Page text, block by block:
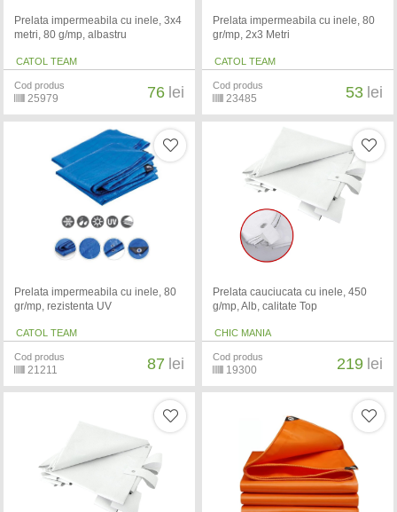
Prelata impermeabila cu inele, 3x4
metri, 80 g/mp, albastru
CATOL TEAM
Cod produs
25979 76 lei
Prelata impermeabila cu inele, 80
gr/mp, 2x3 Metri
CATOL TEAM
Cod produs
23485 53 lei
Prelata impermeabila cu inele, 80
gr/mp, rezistenta UV
CATOL TEAM
Cod produs
21211 87 lei
Prelata cauciucata cu inele, 450
g/mp, Alb, calitate Top
CHIC MANIA
Cod produs
19300 219 lei